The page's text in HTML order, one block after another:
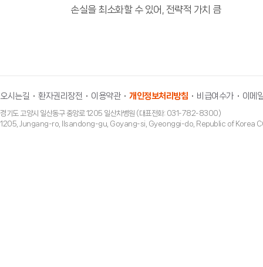
손실을 최소화할 수 있어, 전략적 가치 큼
오시는길 환자권리장전 이용약관 개인정보처리방침 비급여수가 이메
경기도 고양시 일산동구 중앙로 1205 일산차병원 (대표전화: 031-782-8300)
1205, Jungang-ro, Ilsandong-gu, Goyang-si, Gyeonggi-do, Republic of Korea